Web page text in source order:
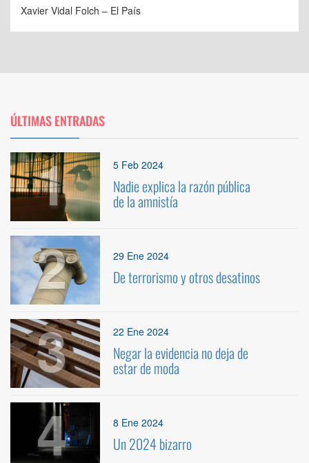
Xavier Vidal Folch – El País
ÚLTIMAS ENTRADAS
1 5 Feb 2024
Nadie explica la razón pública
de la amnistía
2 29 Ene 2024
De terrorismo y otros desatinos
3 22 Ene 2024
Negar la evidencia no deja de
estar de moda
4 8 Ene 2024
Un 2024 bizarro